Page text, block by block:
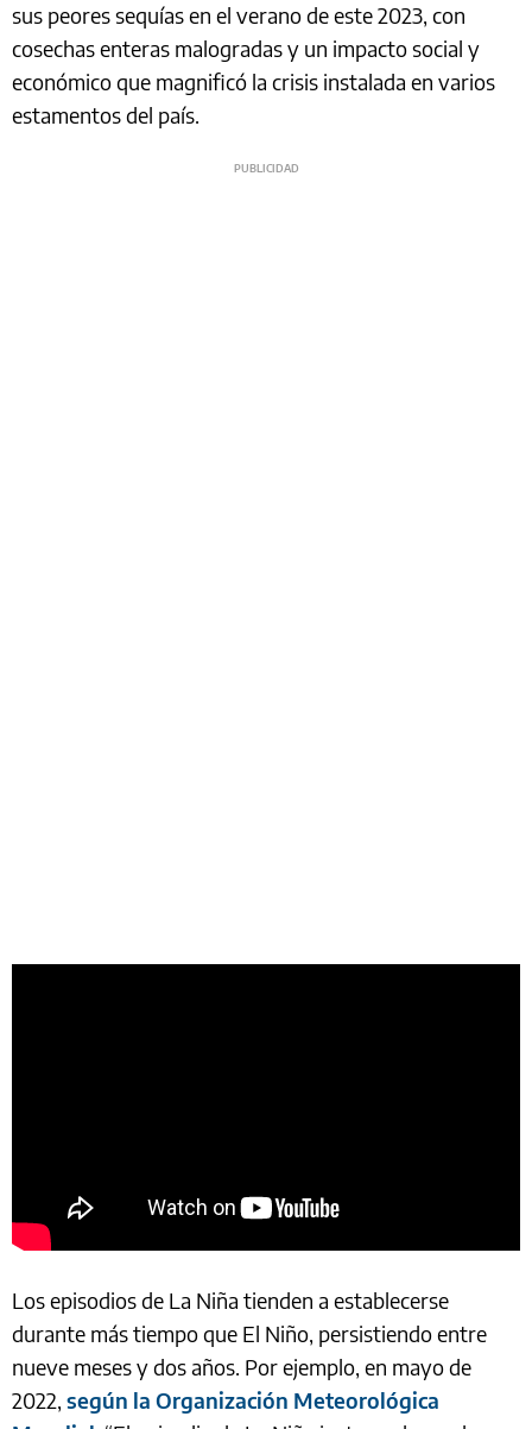
sus peores sequías en el verano de este 2023, con
cosechas enteras malogradas y un impacto social y
económico que magnificó la crisis instalada en varios
estamentos del país.
Los episodios de La Niña tienden a establecerse
durante más tiempo que El Niño, persistiendo entre
nueve meses y dos años. Por ejemplo, en mayo de
2022, según la Organización Meteorológica